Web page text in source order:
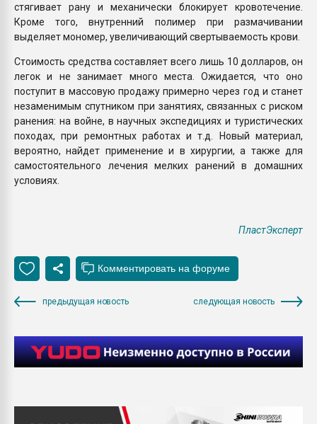
стягивает рану и механически блокирует кровотечение.
Кроме того, внутренний полимер при размачивании
выделяет мономер, увеличивающий свертываемость крови.
Стоимость средства составляет всего лишь 10 долларов, он
легок и не занимает много места. Ожидается, что оно
поступит в массовую продажу примерно через год и станет
незаменимым спутником при занятиях, связанных с риском
ранения: на войне, в научных экспедициях и туристических
походах, при ремонтных работах и т.д. Новый материал,
вероятно, найдет применение и в хирургии, а также для
самостоятельного лечения мелких ранений в домашних
условиях.
ПластЭксперт
предыдущая новость следующая новость